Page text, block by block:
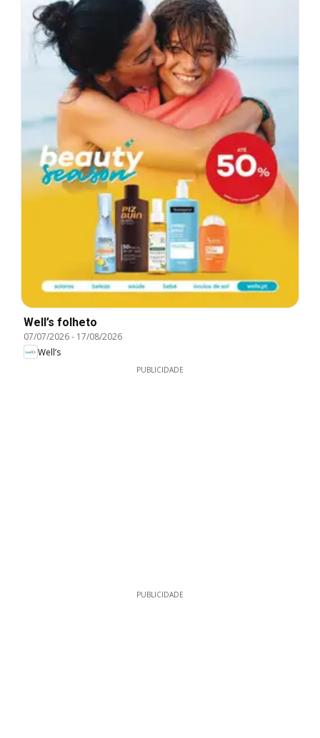
Well’s folheto
07/07/2026- 17/08/2026
Well’s
PUBLICIDADE
PUBLICIDADE